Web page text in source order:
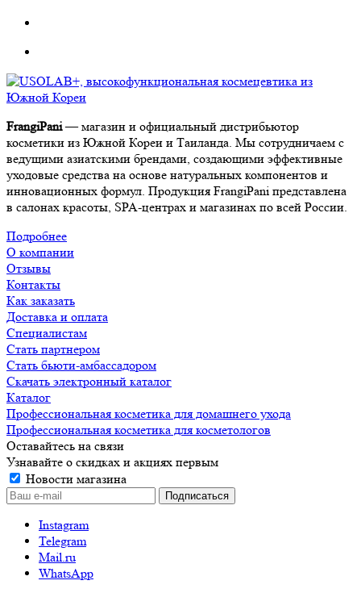
FrangiPani— магазин и официальный дистрибьютор
косметики из Южной Кореи и Таиланда. Мы сотрудничаем с
ведущими азиатскими брендами, создающими эффективные
уходовые средства на основе натуральных компонентов и
инновационных формул. Продукция FrangiPani представлена
в салонах красоты, SPA-центрах и магазинах по всей России.
Подробнее
О компании
Отзывы
Контакты
Как заказать
Доставка и оплата
Специалистам
Стать партнером
Стать бьюти-амбассадором
Скачать электронный каталог
Каталог
Профессиональная косметика для домашнего ухода
Профессиональная косметика для косметологов
Оставайтесь на связи
Узнавайте о скидках и акциях первым
Новости магазина
Instagram
Telegram
Mail.ru
WhatsApp